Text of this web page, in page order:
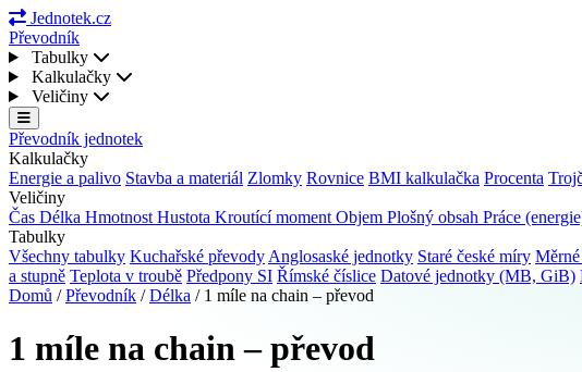
Jednotek.cz
Převodník
Tabulky
Kalkulačky
Veličiny
Převodník jednotek
Kalkulačky
Energie a palivo Stavba a materiál Zlomky Rovnice BMI kalkulačka Procenta
Veličiny
Čas Délka Hmotnost Hustota Kroutící moment Objem Plošný obsah Práce
Tabulky
Všechny tabulky Kuchařské převody Anglosaské jednotky Staré české míry
a stupně Teplota v troubě Předpony SI Římské číslice Datové jednotky (MB, GiB)
Domů / Převodník / Délka / 1 míle na chain – převod
1 míle na chain – převod